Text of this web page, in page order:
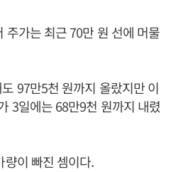
주가는 최근 70만 원 선에 머물
97만5천 원까지 올랐지만 이
3일에는 68만9천 원까지 내렸
이 빠진 셈이다.